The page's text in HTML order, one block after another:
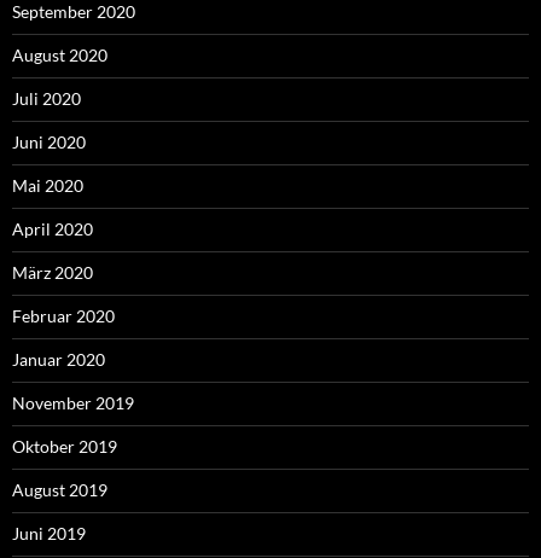
September 2020
August 2020
Juli 2020
Juni 2020
Mai 2020
April 2020
März 2020
Februar 2020
Januar 2020
November 2019
Oktober 2019
August 2019
Juni 2019